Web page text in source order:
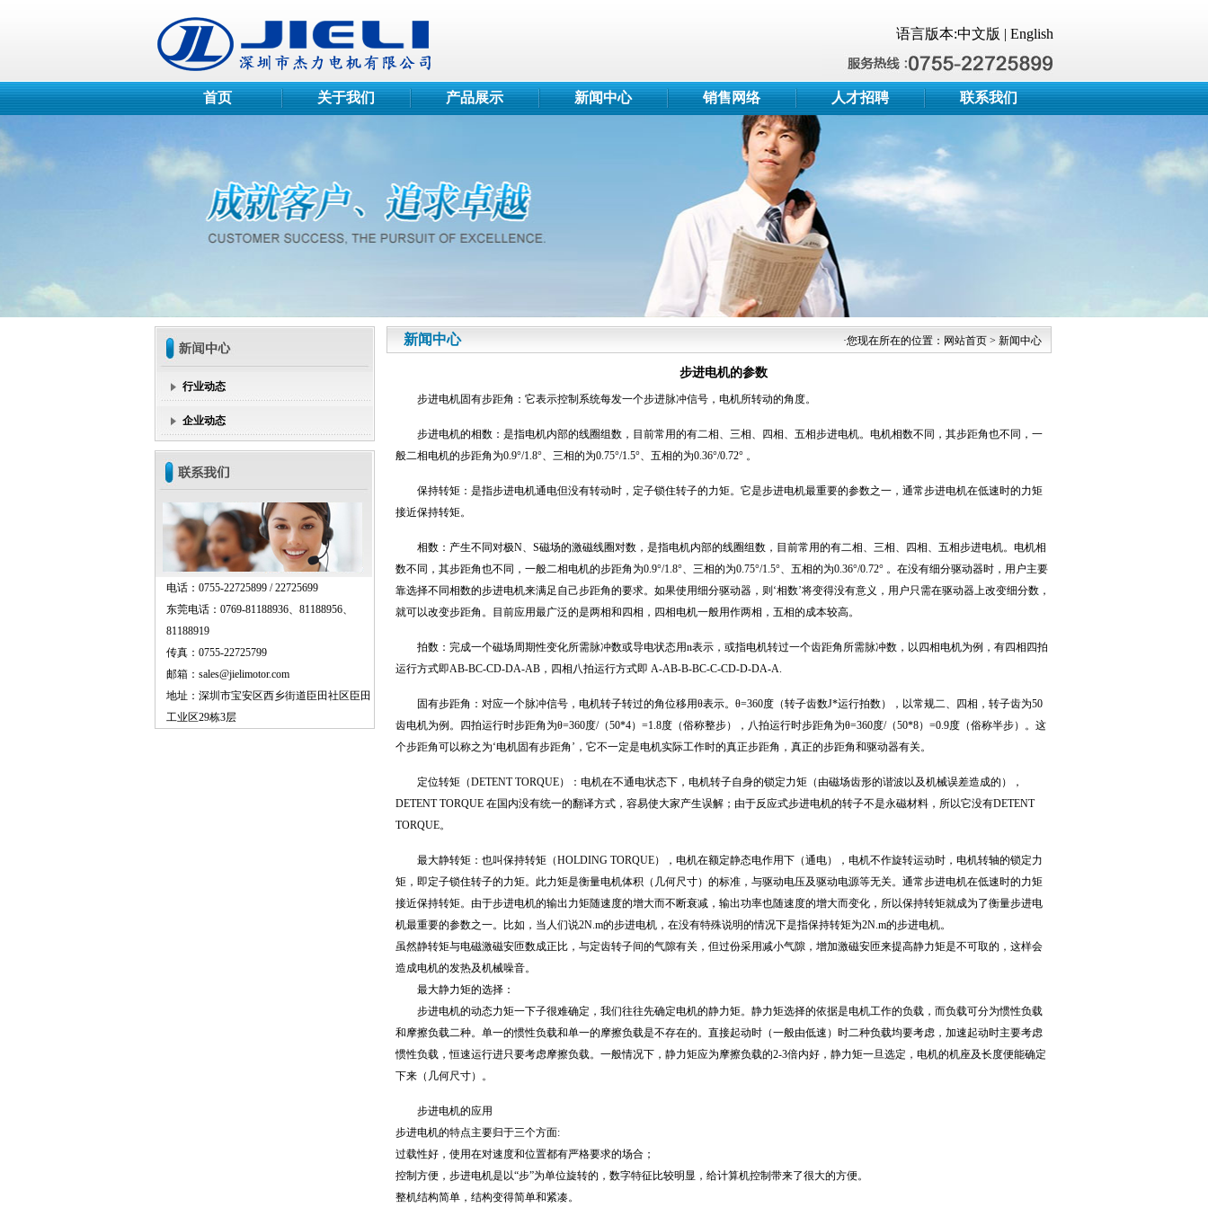
语言版本:中文版 | English
首页 关于我们 产品展示 新闻中心 销售网络 人才招聘 联系我们
行业动态
企业动态
电话：0755-22725899 / 22725699
东莞电话：0769-81188936、81188956、
81188919
传真：0755-22725799
邮箱：sales@jielimotor.com
地址：深圳市宝安区西乡街道臣田社区臣田
工业区29栋3层
新闻中心 ·您现在所在的位置：网站首页 > 新闻中心
步进电机的参数
步进电机固有步距角：它表示控制系统每发一个步进脉冲信号，电机所转动的角度。
步进电机的相数：是指电机内部的线圈组数，目前常用的有二相、三相、四相、五相步进电机。电机相数不同，其步距角也不同，一
般二相电机的步距角为0.9°/1.8°、三相的为0.75°/1.5°、五相的为0.36°/0.72° 。
保持转矩：是指步进电机通电但没有转动时，定子锁住转子的力矩。它是步进电机最重要的参数之一，通常步进电机在低速时的力矩
接近保持转矩。
相数：产生不同对极N、S磁场的激磁线圈对数，是指电机内部的线圈组数，目前常用的有二相、三相、四相、五相步进电机。电机相
数不同，其步距角也不同，一般二相电机的步距角为0.9°/1.8°、三相的为0.75°/1.5°、五相的为0.36°/0.72° 。在没有细分驱动器时，用户主要
靠选择不同相数的步进电机来满足自己步距角的要求。如果使用细分驱动器，则‘相数’将变得没有意义，用户只需在驱动器上改变细分数，
就可以改变步距角。目前应用最广泛的是两相和四相，四相电机一般用作两相，五相的成本较高。
拍数：完成一个磁场周期性变化所需脉冲数或导电状态用n表示，或指电机转过一个齿距角所需脉冲数，以四相电机为例，有四相四拍
运行方式即AB-BC-CD-DA-AB，四相八拍运行方式即 A-AB-B-BC-C-CD-D-DA-A.
固有步距角：对应一个脉冲信号，电机转子转过的角位移用θ表示。θ=360度（转子齿数J*运行拍数），以常规二、四相，转子齿为50
齿电机为例。四拍运行时步距角为θ=360度/（50*4）=1.8度（俗称整步），八拍运行时步距角为θ=360度/（50*8）=0.9度（俗称半步）。这
个步距角可以称之为‘电机固有步距角’，它不一定是电机实际工作时的真正步距角，真正的步距角和驱动器有关。
定位转矩（DETENT TORQUE）：电机在不通电状态下，电机转子自身的锁定力矩（由磁场齿形的谐波以及机械误差造成的），
DETENT TORQUE 在国内没有统一的翻译方式，容易使大家产生误解；由于反应式步进电机的转子不是永磁材料，所以它没有DETENT
TORQUE。
最大静转矩：也叫保持转矩（HOLDING TORQUE），电机在额定静态电作用下（通电），电机不作旋转运动时，电机转轴的锁定力
矩，即定子锁住转子的力矩。此力矩是衡量电机体积（几何尺寸）的标准，与驱动电压及驱动电源等无关。通常步进电机在低速时的力矩
接近保持转矩。由于步进电机的输出力矩随速度的增大而不断衰减，输出功率也随速度的增大而变化，所以保持转矩就成为了衡量步进电
机最重要的参数之一。比如，当人们说2N.m的步进电机，在没有特殊说明的情况下是指保持转矩为2N.m的步进电机。
虽然静转矩与电磁激磁安匝数成正比，与定齿转子间的气隙有关，但过份采用减小气隙，增加激磁安匝来提高静力矩是不可取的，这样会
造成电机的发热及机械噪音。
最大静力矩的选择：
步进电机的动态力矩一下子很难确定，我们往往先确定电机的静力矩。静力矩选择的依据是电机工作的负载，而负载可分为惯性负载
和摩擦负载二种。单一的惯性负载和单一的摩擦负载是不存在的。直接起动时（一般由低速）时二种负载均要考虑，加速起动时主要考虑
惯性负载，恒速运行进只要考虑摩擦负载。一般情况下，静力矩应为摩擦负载的2-3倍内好，静力矩一旦选定，电机的机座及长度便能确定
下来（几何尺寸）。
步进电机的应用
步进电机的特点主要归于三个方面:
过载性好，使用在对速度和位置都有严格要求的场合；
控制方便，步进电机是以“步”为单位旋转的，数字特征比较明显，给计算机控制带来了很大的方便。
整机结构简单，结构变得简单和紧凑。